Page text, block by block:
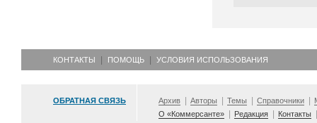
КОНТАКТЫ ПОМОЩЬ УСЛОВИЯ ИСПОЛЬЗОВАНИЯ
ОБРАТНАЯ СВЯЗЬ Архив Авторы Темы Справочники
О «Коммерсанте»
Редакция Контакты